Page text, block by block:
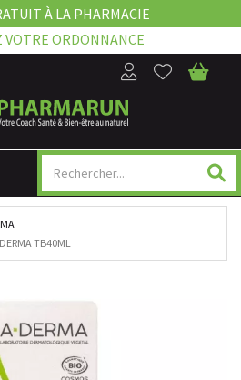
À LA PHARMACIE
VOTRE ORDONNANCE
TB40ML